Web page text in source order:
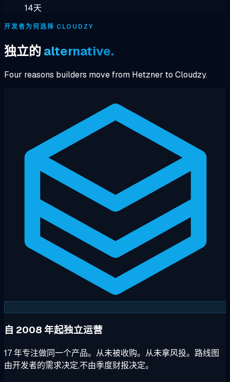
14天
开发者为何选择 CLOUDZY
独立的alternative.
Four reasons builders move from Hetzner to Cloudzy.
自 2008 年起独立运营
17 年专注做同一个产品。从未被收购。从未拿风投。路线图
由开发者的需求决定,不由季度财报决定。